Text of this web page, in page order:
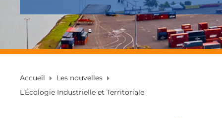
Accueil
Les nouvelles
L’Écologie Industrielle et Territoriale